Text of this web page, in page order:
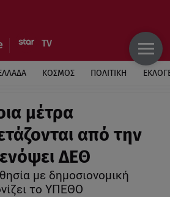
ΚΟΣΜΟΣ ΠΟΛΙΤΙΚΗ
μέτρα
από την
ΔΕΘ
με δημοσιονομική
το ΥΠΕΘΟ